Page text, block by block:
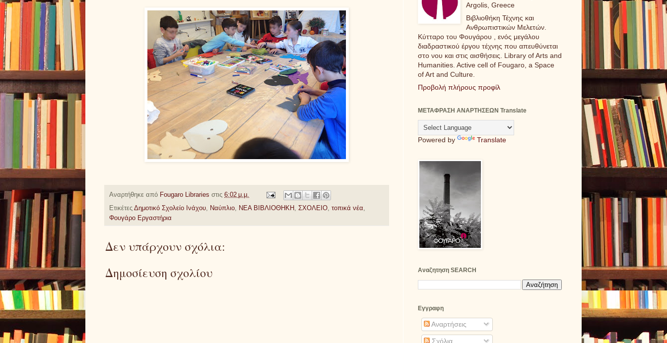
Αναρτήθηκε από Fougaro Libraries στις 6:02 μ.μ.
Ετικέτες Δημοτικό Σχολείο Ινάχου, Ναύπλιο, ΝΕΑ ΒΙΒΛΙΟΘΗΚΗ , ΣΧΟΛΕΙΟ, τοπικά νέα,
Φουγάρο Εργαστήρια
Δεν υπάρχουν σχόλια:
Δημοσίευση σχολίου
Argolis, Greece
Βιβλιοθήκη Τέχνης και
Ανθρωπιστικών Μελετών.
Κύτταρο του Φουγάρου , ενός μεγάλου
διαδραστικού έργου τέχνης που απευθύνεται
στο νου και στις αισθήσεις. Library of Arts and
Humanities. Active cell of Fougaro, a Space
of Art and Culture.
Προβολή πλήρους προφίλ
ΜΕΤΑΦΡΑΣΗ ΑΝΑΡΤΗΣΕΩΝ Translate
Powered by Translate
Αναζητηση SEARCH
Εγγραφη
Αναρτήσεις
Σχόλια